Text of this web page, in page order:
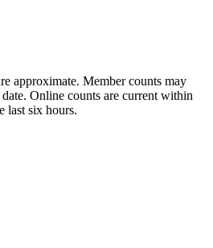
approximate. Member counts may
Online counts are current within
last six hours.